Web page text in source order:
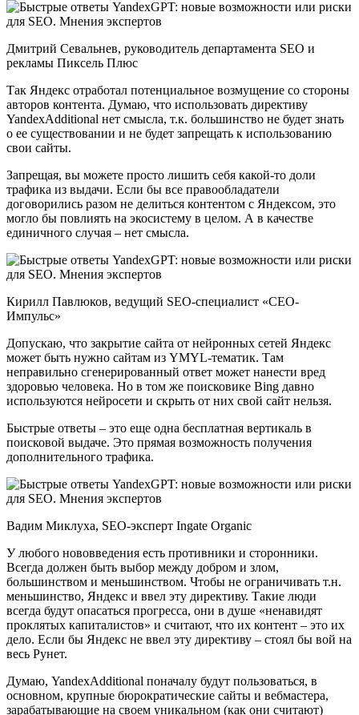
Дмитрий Севальнев, руководитель департамента SEO и
рекламы Пиксель Плюс
Так Яндекс отработал потенциальное возмущение со стороны
авторов контента. Думаю, что использовать директиву
YandexAdditional нет смысла, т.к. большинство не будет знать
о ее существовании и не будет запрещать к использованию
свои сайты.
Запрещая, вы можете просто лишить себя какой-то доли
трафика из выдачи. Если бы все правообладатели
договорились разом не делиться контентом с Яндексом, это
могло бы повлиять на экосистему в целом. А в качестве
единичного случая – нет смысла.
Кирилл Павлюков, ведущий SEO-специалист «СЕО-
Импульс»
Допускаю, что закрытие сайта от нейронных сетей Яндекс
может быть нужно сайтам из YMYL-тематик. Там
неправильно сгенерированный ответ может нанести вред
здоровью человека. Но в том же поисковике Bing давно
используются нейросети и скрыть от них свой сайт нельзя.
Быстрые ответы – это еще одна бесплатная вертикаль в
поисковой выдаче. Это прямая возможность получения
дополнительного трафика.
Вадим Миклуха, SEO-эксперт Ingate Organic
У любого нововведения есть противники и сторонники.
Всегда должен быть выбор между добром и злом,
большинством и меньшинством. Чтобы не ограничивать т.н.
меньшинство, Яндекс и ввел эту директиву. Такие люди
всегда будут опасаться прогресса, они в душе «ненавидят
проклятых капиталистов» и считают, что их контент – это их
дело. Если бы Яндекс не ввел эту директиву – стоял бы вой на
весь Рунет.
Думаю, YandexAdditional поначалу будут пользоваться, в
основном, крупные бюрократические сайты и вебмастера,
зарабатывающие на своем уникальном (как они считают)